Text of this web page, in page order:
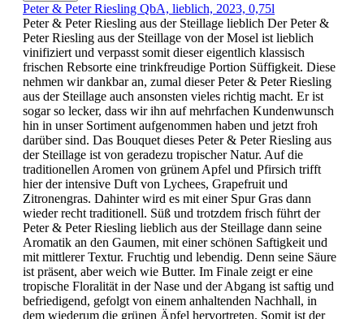
Peter & Peter Riesling QbA, lieblich, 2023, 0,75l
Peter & Peter Riesling aus der Steillage lieblich Der Peter &
Peter Riesling aus der Steillage von der Mosel ist lieblich
vinifiziert und verpasst somit dieser eigentlich klassisch
frischen Rebsorte eine trinkfreudige Portion Süffigkeit. Diese
nehmen wir dankbar an, zumal dieser Peter & Peter Riesling
aus der Steillage auch ansonsten vieles richtig macht. Er ist
sogar so lecker, dass wir ihn auf mehrfachen Kundenwunsch
hin in unser Sortiment aufgenommen haben und jetzt froh
darüber sind. Das Bouquet dieses Peter & Peter Riesling aus
der Steillage ist von geradezu tropischer Natur. Auf die
traditionellen Aromen von grünem Apfel und Pfirsich trifft
hier der intensive Duft von Lychees, Grapefruit und
Zitronengras. Dahinter wird es mit einer Spur Gras dann
wieder recht traditionell. Süß und trotzdem frisch führt der
Peter & Peter Riesling lieblich aus der Steillage dann seine
Aromatik an den Gaumen, mit einer schönen Saftigkeit und
mit mittlerer Textur. Fruchtig und lebendig. Denn seine Säure
ist präsent, aber weich wie Butter. Im Finale zeigt er eine
tropische Floralität in der Nase und der Abgang ist saftig und
befriedigend, gefolgt von einem anhaltenden Nachhall, in
dem wiederum die grünen Äpfel hervortreten. Somit ist der